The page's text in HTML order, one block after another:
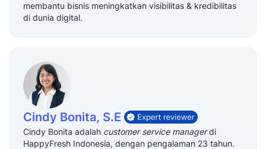
membantu bisnis meningkatkan visibilitas & kredibilitas
di dunia digital.
Cindy Bonita, S.E
Cindy Bonita adalah customer service managerdi
HappyFresh Indonesia, dengan pengalaman 23 tahun.